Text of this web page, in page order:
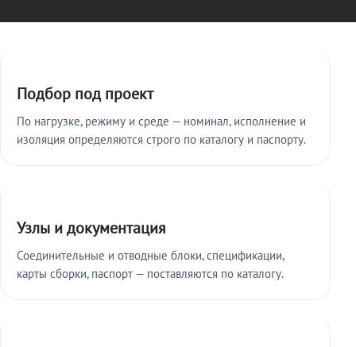
Подбор под проект
По нагрузке, режиму и среде — номинал, исполнение и
изоляция определяются строго по каталогу и паспорту.
Узлы и документация
Соединительные и отводные блоки, спецификации,
карты сборки, паспорт — поставляются по каталогу.